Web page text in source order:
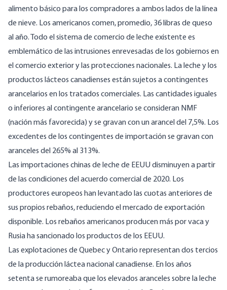
alimento básico para los compradores a ambos lados de la línea
de nieve. Los americanos comen, promedio, 36 libras de queso
al año. Todo el sistema de comercio de leche existente es
emblemático de las intrusiones enrevesadas de los gobiernos en
el comercio exterior y las protecciones nacionales. La leche y los
productos lácteos canadienses están sujetos a contingentes
arancelarios en los tratados comerciales. Las cantidades iguales
o inferiores al contingente arancelario se consideran NMF
(nación más favorecida) yse gravan con un arancel del 7,5%. Los
excedentes de los contingentes de importación se gravan con
aranceles del 265% al 313%.
Las importaciones chinas de leche de EEUUdisminuyena partir
de las condiciones del acuerdo comercial de 2020. Los
productores europeos han levantado las cuotas anteriores de
sus propios rebaños, reduciendo el mercado de exportación
disponible. Los rebaños americanos producenmás por vacay
Rusia ha sancionado los productos de los EEUU.
Las explotaciones de Quebec y Ontario representan dos tercios
de la producción láctea nacional canadiense. En los años
setenta se rumoreaba que los elevados aranceles sobre la leche